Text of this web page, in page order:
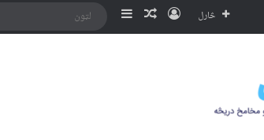
څارل ننوتلناڅاپه توری
Sidebar